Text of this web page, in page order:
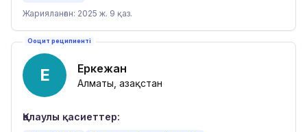
Жарияланған: 2025 ж. 9 қаз.
Ооцит реципиенті
Е Еркежан
Алматы, Қазақстан
Қалаулы қасиеттер: